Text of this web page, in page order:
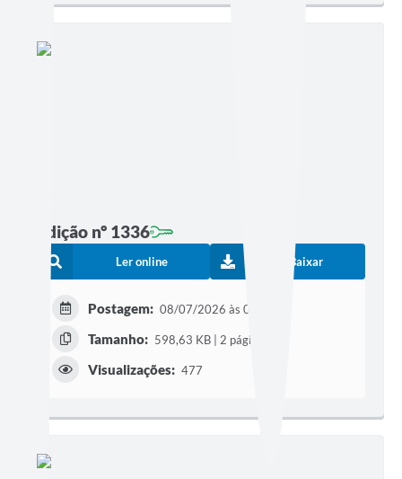
Edição nº 1336
Ler online Baixar
Postagem: 08/07/2026 às 09h54
Tamanho: 598,63 KB | 2 páginas
Visualizações: 477